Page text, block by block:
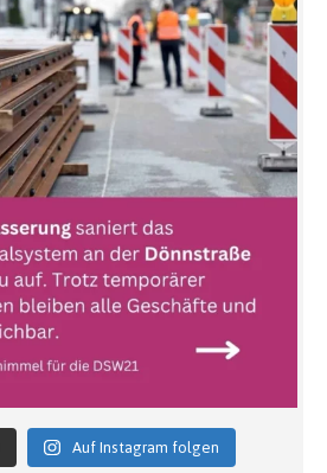
Auf Instagram folgen